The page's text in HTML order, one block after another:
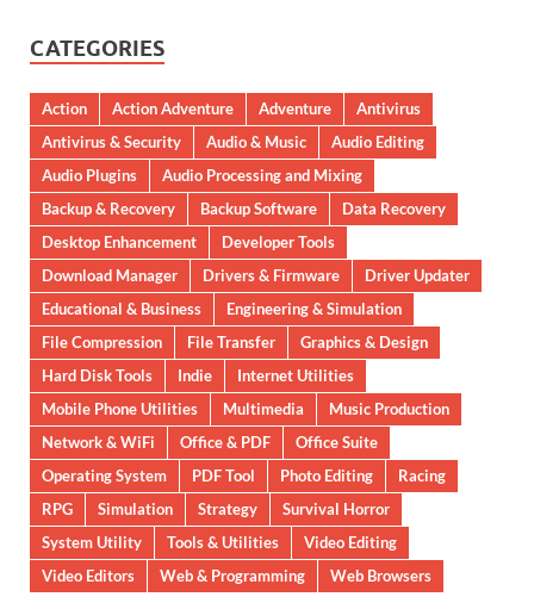
CATEGORIES
Action Action Adventure Adventure
Antivirus
Antivirus & Security
Audio & Music
Audio Editing
Audio Plugins
Audio Processing and Mixing
Backup & Recovery
Backup Software
Data Recovery
Desktop Enhancement
Developer Tools
Download Manager
Drivers & Firmware
Driver Updater
Educational & Business
Engineering & Simulation
File Compression
File Transfer
Graphics & Design
Hard Disk Tools
Indie
Internet Utilities
Mobile Phone Utilities
Multimedia
Music Production
Network & WiFi
Office & PDF
Office Suite
Operating System
PDF Tool Photo Editing
Racing
RPG
Simulation Strategy
Survival Horror
System Utility
Tools & Utilities
Video Editing
Video Editors
Web & Programming Web Browsers